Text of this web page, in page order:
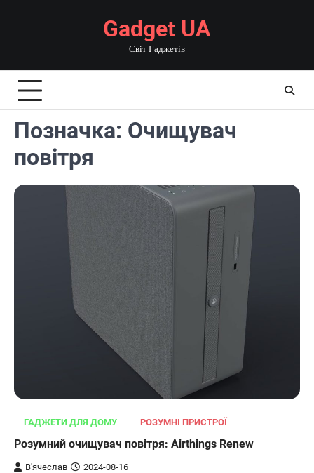
Gadget UA
Світ Гаджетів
Позначка: Очищувач
повітря
ГАДЖЕТИ ДЛЯ ДОМУ РОЗУМНІ ПРИСТРОЇ
Розумний очищувач повітря: Airthings Renew
В'ячеслав 2024-08-16